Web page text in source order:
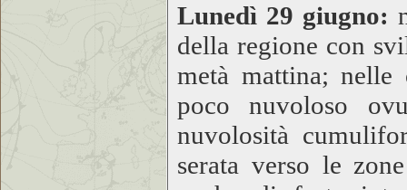
Lunedì 29 giugno:
della regione con
metà mattina; nelle
poco nuvoloso
nuvolosità
serata verso le